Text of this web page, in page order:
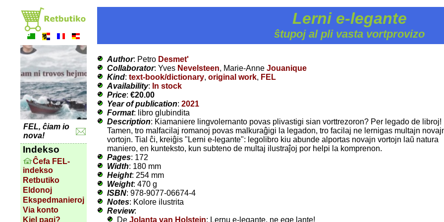
FEL, ĉiam io
nova!
Indekso
Ĉefa FEL-
indekso
Retbutiko
Eldonoj
Ekspedmanieroj
Via konto
Kiel pagi?
Lerni e-legante
ŝtupoj al pli vasta vortprovizo
Author: Petro Desmet'
Collaborator: Yves Nevelsteen, Marie-Anne Jouanique
Kind: text-book/dictionary, original work, FEL
Availability: In stock
Price: €20.00
Year of publication: 2021
Format: libro glubindita
Description: Kiamaniere lingvolernanto povas plivastigi sian vorttrezoron? Per legado de libroj!
Tamen, tro malfacilaj romanoj povas malkuraĝigi la legadon, tro facilaj ne lernigas multajn
vortojn. Tial ĉi, kreiĝis "Lerni e-legante": legolibro kiu abunde alportas novajn vortojn laŭ natura
maniero, en kunteksto, kun subteno de multaj ilustraĵoj por helpi la komprenon.
Pages: 172
Width: 180 mm
Height: 254 mm
Weight: 470 g
ISBN: 978-9077-06674-4
Notes: Kolore ilustrita
Review:
De Jolanta van Holstein: Lernu e-legante, ne ege lante!